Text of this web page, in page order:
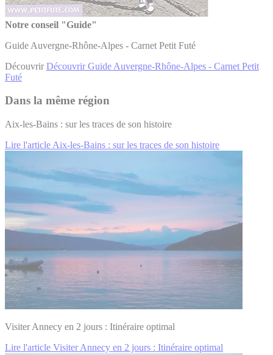
Notre conseil "Guide"
Guide Auvergne-Rhône-Alpes - Carnet Petit Futé
Découvrir Découvrir Guide Auvergne-Rhône-Alpes - Carnet Petit
Futé
Dans la même région
Aix-les-Bains : sur les traces de son histoire
Lire l'article Aix-les-Bains : sur les traces de son histoire
Visiter Annecy en 2 jours : Itinéraire optimal
Lire l'article Visiter Annecy en 2 jours : Itinéraire optimal